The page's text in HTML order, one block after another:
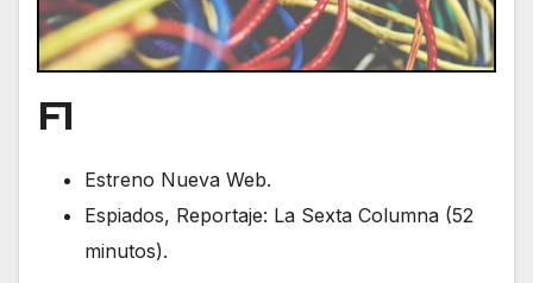
F1
Estreno Nueva Web.
Espiados, Reportaje: La Sexta Columna (52
minutos).